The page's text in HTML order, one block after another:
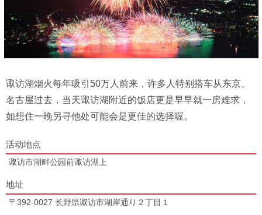
诹访湖烟火每年吸引50万人前来，许多人特别搭车从东京、
名古屋过去，当天诹访湖附近的饭店更是早早就一房难求，
如想住一晚另寻他处可能会是更佳的选择喔。
活动地点
诹访市湖畔公园前诹访湖上
地址
〒392-0027 长野県诹访市湖岸通り２丁目１